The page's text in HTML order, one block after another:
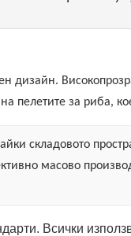
дизайн.
пелетите за риба,
складовото
масово
Всички